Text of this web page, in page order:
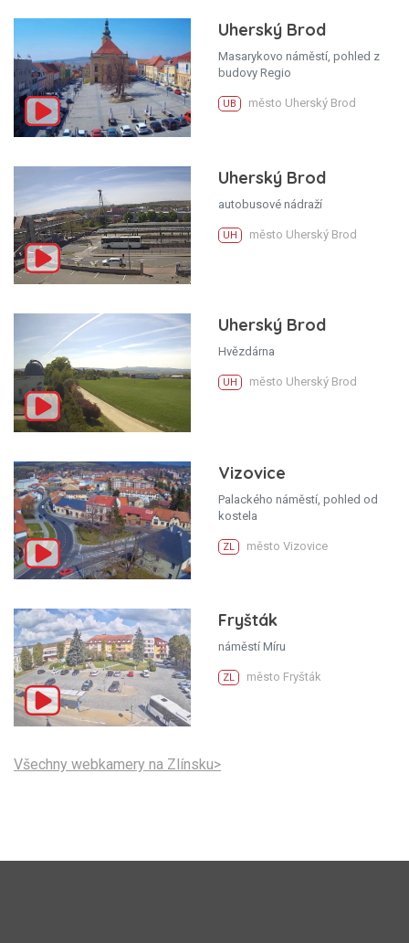
Uherský Brod
Masarykovo náměstí, pohled z
budovy Regio
UB město Uherský Brod
Uherský Brod
autobusové nádraží
UH město Uherský Brod
Uherský Brod
Hvězdárna
UH město Uherský Brod
Vizovice
Palackého náměstí, pohled od
kostela
ZL město Vizovice
Fryšták
náměstí Míru
ZL město Fryšták
Všechny webkamery na Zlínsku>